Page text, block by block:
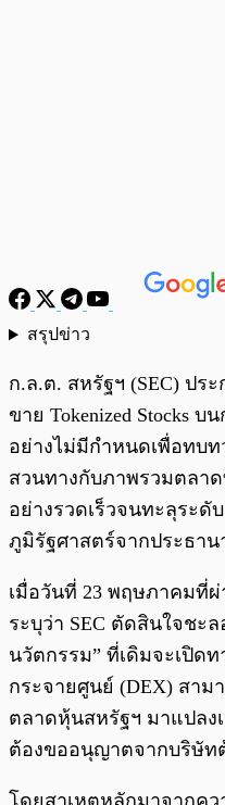
สรุปข่าว
ก.ล.ต. สหรัฐฯ (SEC) ปร
ขาย Tokenized Stocks
อย่างไม่มีกำหนดเพื่อทบ
สวนทางกับภาพรวมตลา
อย่างรวดเร็วจนทะลุระดั
ภูมิรัฐศาสตร์จากประธา
เมื่อวันที่ 23 พฤษภาคมที่ผ่
ระบุว่า SEC ตัดสินใจชะ
นวัตกรรม” ที่เดิมจะเปิด
กระจายศูนย์ (DEX) สา
ตลาดหุ้นสหรัฐฯ มาแปลง
ต้องขออนุญาตจากบริษัท